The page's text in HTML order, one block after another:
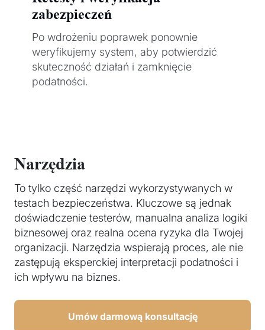
zabezpieczeń
Po wdrożeniu poprawek ponownie
weryfikujemy system, aby potwierdzić
skuteczność działań i zamknięcie
podatności.
Narzędzia
To tylko część narzędzi wykorzystywanych w
testach bezpieczeństwa. Kluczowe są jednak
doświadczenie testerów, manualna analiza logiki
biznesowej oraz realna ocena ryzyka dla Twojej
organizacji. Narzędzia wspierają proces, ale nie
zastępują eksperckiej interpretacji podatności i
ich wpływu na biznes.
Umów darmową konsultację